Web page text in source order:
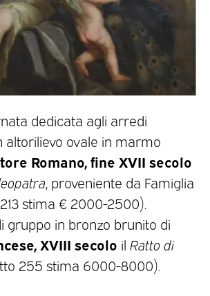
dedicata agli arredi
altorilievo ovale in marmo
Romano, fine XVII secolo
, proveniente da Famiglia
stima € 2000-2500).
gruppo in bronzo brunito di
XVIII secolo il Ratto di
255 stima 6000-8000).